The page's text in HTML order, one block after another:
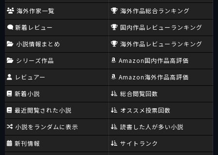
海外作家一覧
新着レビュー
小説情報まとめ
シリーズ作品
レビュアー
新着小説
最近閲覧された小説
小説をランダムに表示
新刊情報
海外作品総合ランキング
国内作品レビューランキング
海外作品レビューランキング
Amazon国内作品高評価
Amazon海外作品高評価
総合閲覧回数
オススメ投票回数
読書した人が多い小説
サイトランク